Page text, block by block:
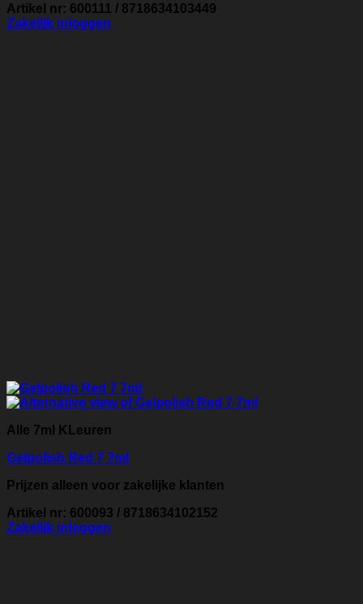
Artikel nr: 600111 / 8718634103449
Zakelijk inloggen
Alle 7ml KLeuren
Gelpolish Red 7 7ml
Prijzen alleen voor zakelijke klanten
Artikel nr: 600093 / 8718634102152
Zakelijk inloggen